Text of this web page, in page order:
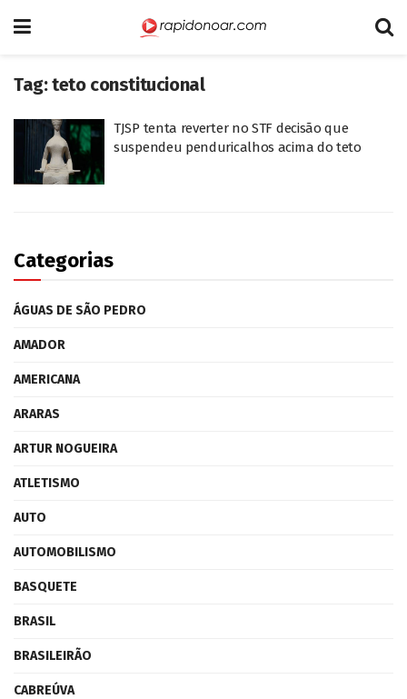
Tag:teto constitucional
TJSP tenta reverter no STF decisão que
suspendeu penduricalhos acima do teto
Categorias
ÁGUAS DE SÃO PEDRO
AMADOR
AMERICANA
ARARAS
ARTUR NOGUEIRA
ATLETISMO
AUTO
AUTOMOBILISMO
BASQUETE
BRASIL
BRASILEIRÃO
CABREÚVA